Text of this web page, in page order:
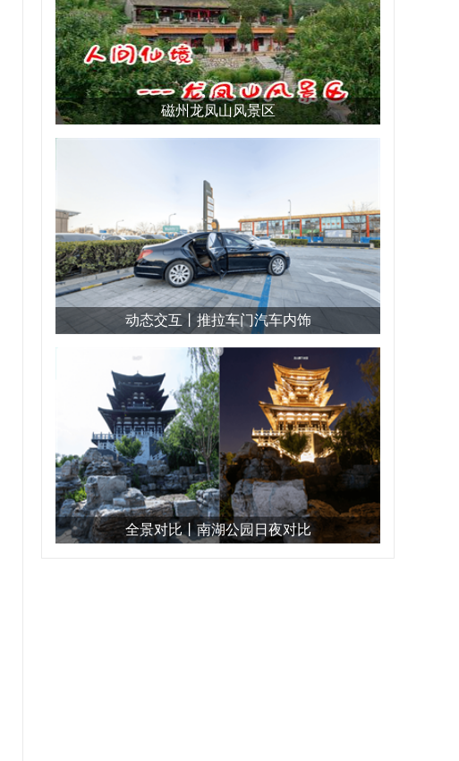
磁州龙凤山风景区
动态交互丨推拉车门汽车内饰
全景对比丨南湖公园日夜对比